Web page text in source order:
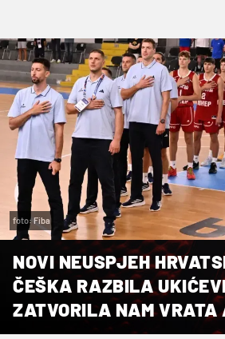
foto: Fiba
NOVI NEUSPJEH
ČEŠKA RAZBILA
ZATVORILA NAM